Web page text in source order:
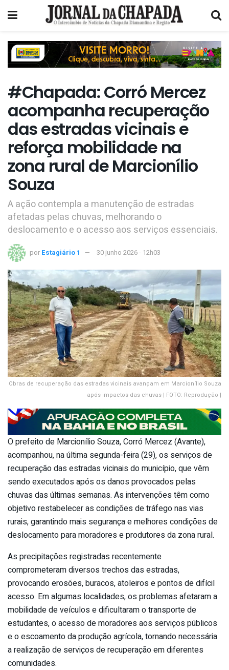
#Chapada: Corró Mercez
acompanha recuperação
das estradas vicinais e
reforça mobilidade na
zona rural de Marcionílio
Souza
A ação contempla a manutenção de estradas
afetadas pelas chuvas, melhorando o
deslocamento e o acesso aos serviços essenciais.
por Estagiário 1 30 junho 2026 - 12h03
Obras de recuperação das estradas vicinais avançam em Marcionílio Souza
após impactos das chuvas | FOTO: Reprodução |
O prefeito de Marcionílio Souza, Corró Mercez (Avante),
acompanhou, na última segunda-feira (29), os serviços de
recuperação das estradas vicinais do município, que vêm
sendo executados após os danos provocados pelas
chuvas das últimas semanas. As intervenções têm como
objetivo restabelecer as condições de tráfego nas vias
rurais, garantindo mais segurança e melhores condições de
deslocamento para moradores e produtores da zona rural.
As precipitações registradas recentemente
comprometeram diversos trechos das estradas,
provocando erosões, buracos, atoleiros e pontos de difícil
acesso. Em algumas localidades, os problemas afetaram a
mobilidade de veículos e dificultaram o transporte de
estudantes, o acesso de moradores aos serviços públicos
e o escoamento da produção agrícola, tornando necessária
a realização de serviços de recuperação em diferentes
comunidades.